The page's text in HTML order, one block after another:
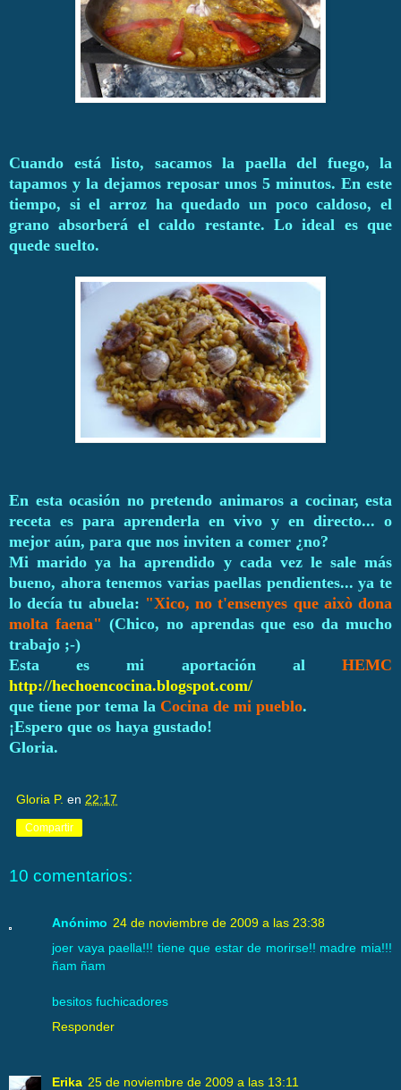
Cuando está listo, sacamos la paella del fuego, la
tapamos y la dejamos reposar unos 5 minutos. En este
tiempo, si el arroz ha quedado un poco caldoso, el
grano absorberá el caldo restante. Lo ideal es que
quede suelto.
En esta ocasión no pretendo animaros a cocinar, esta
receta es para aprenderla en vivo y en directo... o
mejor aún, para que nos inviten a comer ¿no?
Mi marido ya ha aprendido y cada vez le sale más
bueno, ahora tenemos varias paellas pendientes... ya te
lo decía tu abuela: "Xico, no t'ensenyes que això dona
molta faena" (Chico, no aprendas que eso da mucho
trabajo ;-)
Esta es mi aportación al HEMC
http://hechoencocina.blogspot.com/
que tiene por tema la Cocina de mi pueblo.
¡Espero que os haya gustado!
Gloria.
Gloria P. en 22:17
Compartir
10 comentarios:
Anónimo 24 de noviembre de 2009 a las 23:38
joer vaya paella!!! tiene que estar de morirse!! madre mia!!!
ñam ñam
besitos fuchicadores
Responder
Erika 25 de noviembre de 2009 a las 13:11